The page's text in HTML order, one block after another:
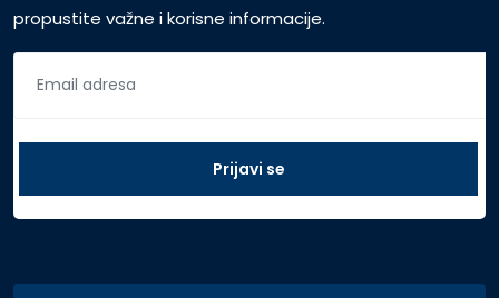
propustite važne i korisne informacije.